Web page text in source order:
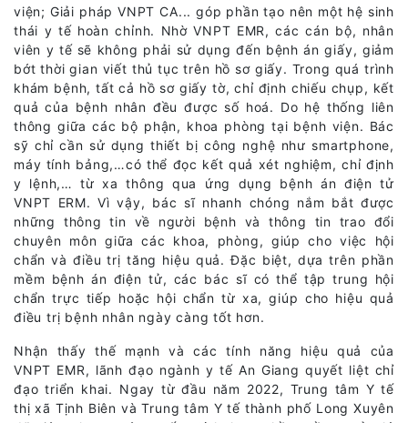
viện; Giải pháp VNPT CA... góp phần tạo nên một hệ sinh
thái y tế hoàn chỉnh. Nhờ VNPT EMR, các cán bộ, nhân
viên y tế sẽ không phải sử dụng đến bệnh án giấy, giảm
bớt thời gian viết thủ tục trên hồ sơ giấy. Trong quá trình
khám bệnh, tất cả hồ sơ giấy tờ, chỉ định chiếu chụp, kết
quả của bệnh nhân đều được số hoá. Do hệ thống liên
thông giữa các bộ phận, khoa phòng tại bệnh viện. Bác
sỹ chỉ cần sử dụng thiết bị công nghệ như smartphone,
máy tính bảng,…có thể đọc kết quả xét nghiệm, chỉ định
y lệnh,… từ xa thông qua ứng dụng bệnh án điện tử
VNPT ERM. Vì vậy, bác sĩ nhanh chóng nắm bắt được
những thông tin về người bệnh và thông tin trao đổi
chuyên môn giữa các khoa, phòng, giúp cho việc hội
chẩn và điều trị tăng hiệu quả. Đặc biệt, dựa trên phần
mềm bệnh án điện tử, các bác sĩ có thể tập trung hội
chẩn trực tiếp hoặc hội chẩn từ xa, giúp cho hiệu quả
điều trị bệnh nhân ngày càng tốt hơn.
Nhận thấy thế mạnh và các tính năng hiệu quả của
VNPT EMR, lãnh đạo ngành y tế An Giang quyết liệt chỉ
đạo triển khai. Ngay từ đầu năm 2022, Trung tâm Y tế
thị xã Tịnh Biên và Trung tâm Y tế thành phố Long Xuyên